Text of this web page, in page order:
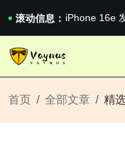
滚动信息： iPhone 16e
2026澳网男
《巅峰守卫
首页 全部文章 精